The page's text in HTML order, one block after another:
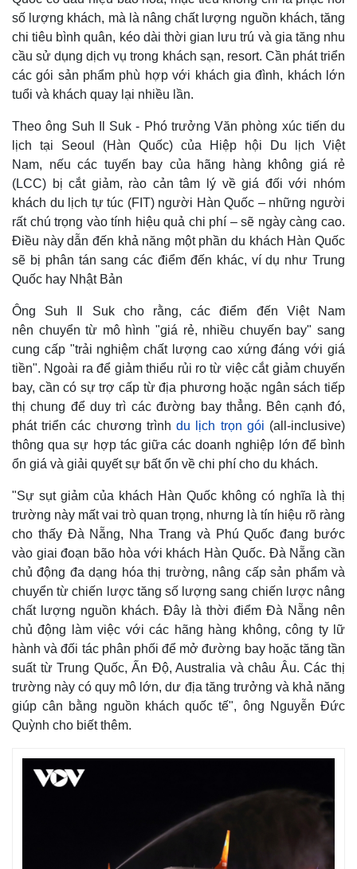
Pháp luật
Vụ án
Tin nóng
Quân sự - Quốc phòng
Vũ khí
Việt Nam
Phân tích
số lượng khách, mà là nâng chất lượng nguồn khách, tăng
chi tiêu bình quân, kéo dài thời gian lưu trú và gia tăng nhu
cầu sử dụng dịch vụ trong khách sạn, resort. Cần phát triển
các gói sản phẩm phù hợp với khách gia đình, khách lớn
tuổi và khách quay lại nhiều lần.
Theo ông Suh Il Suk - Phó trưởng Văn phòng xúc tiến du
lịch tại Seoul (Hàn Quốc) của Hiệp hội Du lịch Việt
Nam, nếu các tuyến bay của hãng hàng không giá rẻ
(LCC) bị cắt giảm, rào cản tâm lý về giá đối với nhóm
khách du lịch tự túc (FIT) người Hàn Quốc – những người
rất chú trọng vào tính hiệu quả chi phí – sẽ ngày càng cao.
Điều này dẫn đến khả năng một phần du khách Hàn Quốc
sẽ bị phân tán sang các điểm đến khác, ví dụ như Trung
Quốc hay Nhật Bản
Ông Suh Il Suk cho rằng, các điểm đến Việt Nam
nên chuyển từ mô hình "giá rẻ, nhiều chuyến bay" sang
cung cấp "trải nghiệm chất lượng cao xứng đáng với giá
tiền". Ngoài ra để giảm thiểu rủi ro từ việc cắt giảm chuyến
bay, cần có sự trợ cấp từ địa phương hoặc ngân sách tiếp
thị chung để duy trì các đường bay thẳng. Bên cạnh đó,
phát triển các chương trìnhdu lịch trọn gói (all-inclusive)
thông qua sự hợp tác giữa các doanh nghiệp lớn để bình
ổn giá và giải quyết sự bất ổn về chi phí cho du khách.
"Sự sụt giảm của khách Hàn Quốc không có nghĩa là thị
trường này mất vai trò quan trọng, nhưng là tín hiệu rõ ràng
cho thấy Đà Nẵng, Nha Trang và Phú Quốc đang bước
vào giai đoạn bão hòa với khách Hàn Quốc. Đà Nẵng cần
chủ động đa dạng hóa thị trường, nâng cấp sản phẩm và
chuyển từ chiến lược tăng số lượng sang chiến lược nâng
chất lượng nguồn khách. Đây là thời điểm Đà Nẵng nên
chủ động làm việc với các hãng hàng không, công ty lữ
hành và đối tác phân phối để mở đường bay hoặc tăng tần
suất từ Trung Quốc, Ấn Độ, Australia và châu Âu. Các thị
trường này có quy mô lớn, dư địa tăng trưởng và khả năng
giúp cân bằng nguồn khách quốc tế", ông Nguyễn Đức
Quỳnh cho biết thêm.